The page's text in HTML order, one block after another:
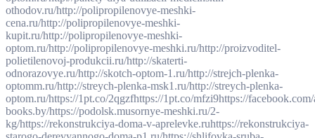
othodov.ru/http://polipropilenovye-meshki-
cena.ru/http://polipropilenovye-meshki-
kupit.ru/http://polipropilenovye-meshki-
optom.ru/http://polipropilenovye-meshki.ru/http://proizvoditel-
polietilenovoj-produkcii.ru/http://skaterti-
odnorazovye.ru/http://skotch-optom-1.ru/http://strejch-plenka-
optomm.ru/http://streych-plenka-msk1.ru/http://streych-plenka-
optom.ru/https://1pt.co/2qgzfhttps://1pt.co/mfzi9https://
books.by/https://podolsk.musornye-meshki.ru/2-
kg/https://rekonstrukciya-doma-v-aprelevke.ruhttps://rekonstrukciya-